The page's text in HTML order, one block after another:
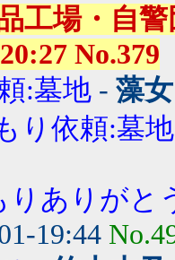
工場・自
No.379
:墓地 - 藻
り依頼:墓地
りありがと
19:44